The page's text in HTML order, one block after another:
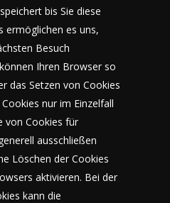
bis Sie diese
ermöglichen es uns,
Besuch
Ihren Browser so
das Setzen von Cookies
nur im Einzelfall
von Cookies für
ausschließen
Löschen der Cookies
aktivieren. Bei der
kann die